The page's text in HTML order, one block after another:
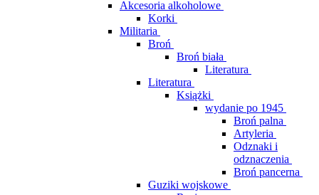
Akcesoria alkoholowe
Korki
Militaria
Broń
Broń biała
Literatura
Literatura
Książki
wydanie po 1945
Broń palna
Artyleria
Odznaki i
odznaczenia
Broń pancerna
Guziki wojskowe